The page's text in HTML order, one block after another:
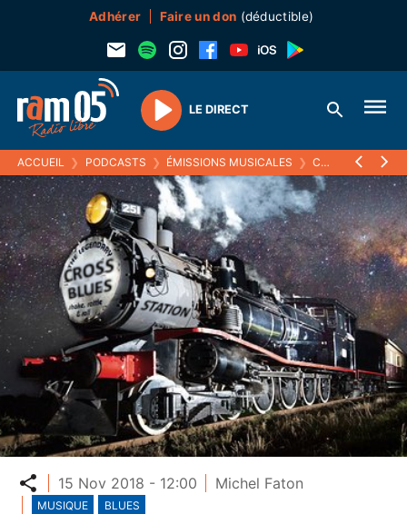
Adhérer Faire un don (déductible)
Play
LE DIRECT
ACCUEIL ❯ PODCASTS ❯ ÉMISSIONS MUSICALES ❯ CROSS BLUES STATION
Partager
15 Nov 2018 - 12:00 Michel Faton
MUSIQUE BLUES